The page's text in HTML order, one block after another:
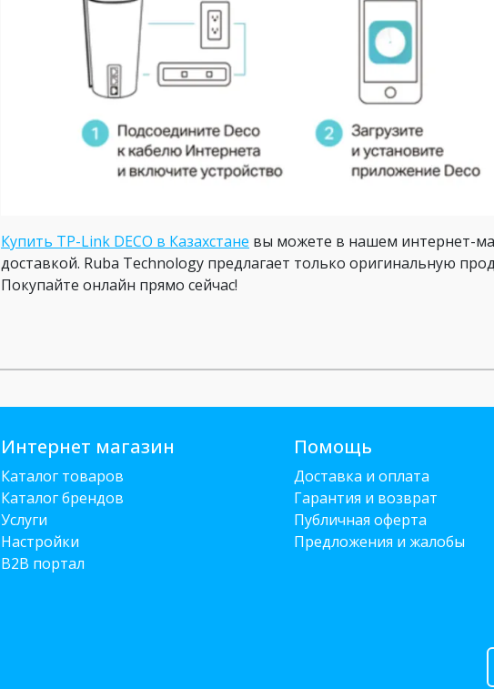
Купить TP-Link DECO в Казахстане вы можете в нашем интернет-
доставкой. Ruba Technology предлагает только оригинальную
Покупайте онлайн прямо сейчас!
Интернет магазин
Каталог товаров
Каталог брендов
Услуги
Настройки
B2B портал
Помощь
Доставка и оплата
Гарантия и возврат
Публичная оферта
Предложения и жалобы